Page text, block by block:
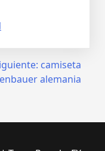
camiseta
alemania